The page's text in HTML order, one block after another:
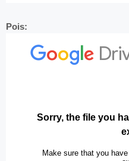
Pois: